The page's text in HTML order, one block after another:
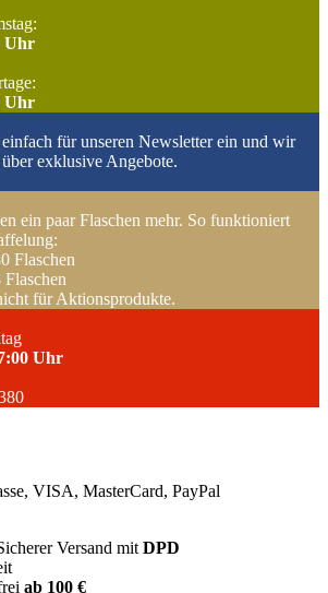
Uhr
Uhr
für unseren Newsletter ein und wir
exklusive Angebote.
ein paar Flaschen mehr. So funktioniert
Flaschen
Flaschen
für Aktionsprodukte.
Uhr
Versand mit DPD
ab 100 €